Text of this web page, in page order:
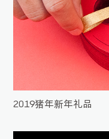
2019猪年新年礼品